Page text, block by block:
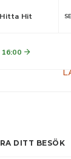
Hitta Hitvid
DITT BESÖK